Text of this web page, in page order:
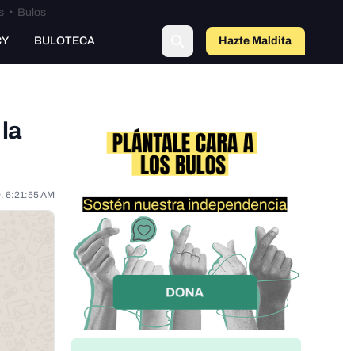
• Bulos
BULOTECA Hazte Maldito
6:21:55 AM